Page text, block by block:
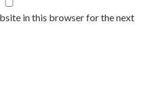
in this browser for the next